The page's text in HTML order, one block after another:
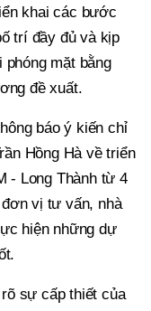
khai các bước
trí đầy đủ và kịp
mặt bằng
đề xuất.
báo ý kiến chỉ
Hồng Hà về triển
- Long Thành từ 4
vị tư vấn, nhà
hiện những dự
sự cấp thiết của